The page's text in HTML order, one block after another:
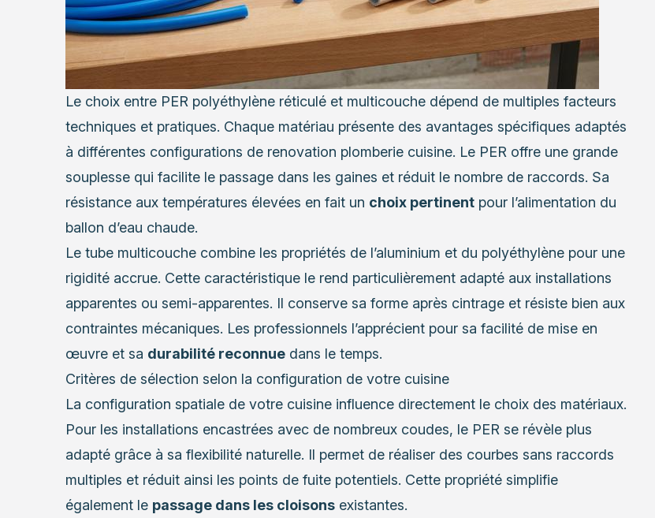
Le choix entre PER polyéthylène réticulé et multicouche dépend de multiples facteurs
techniques et pratiques. Chaque matériau présente des avantages spécifiques adaptés
à différentes configurations de renovation plomberie cuisine. Le PER offre une grande
souplesse qui facilite le passage dans les gaines et réduit le nombre de raccords. Sa
résistance aux températures élevées en fait un choix pertinentpour l’alimentation du
ballon d’eau chaude.
Le tube multicouche combine les propriétés de l’aluminium et du polyéthylène pour une
rigidité accrue. Cette caractéristique le rend particulièrement adapté aux installations
apparentes ou semi-apparentes. Il conserve sa forme après cintrage et résiste bien aux
contraintes mécaniques. Les professionnels l’apprécient pour sa facilité de mise en
œuvre et sa durabilité reconnuedans le temps.
Critères de sélection selon la configuration de votre cuisine
La configuration spatiale de votre cuisine influence directement le choix des matériaux.
Pour les installations encastrées avec de nombreux coudes, le PER se révèle plus
adapté grâce à sa flexibilité naturelle. Il permet de réaliser des courbes sans raccords
multiples et réduit ainsi les points de fuite potentiels. Cette propriété simplifie
également le passage dans les cloisonsexistantes.